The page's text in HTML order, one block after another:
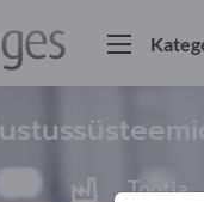
Tootja